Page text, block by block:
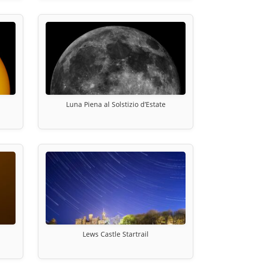
Luna Piena al Solstizio d’Estate
Lews Castle Startrail